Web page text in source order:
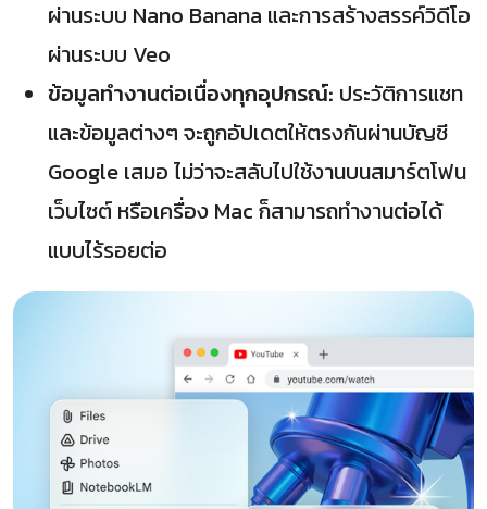
ผ่านระบบ Nano Banana และการสร้างสรรค์วิดีโอ
ผ่านระบบ Veo
ข้อมูลทำงานต่อเนื่องทุกอุปกรณ์: ประวัติการแชท
และข้อมูลต่างๆ จะถูกอัปเดตให้ตรงกันผ่านบัญชี
Google เสมอ ไม่ว่าจะสลับไปใช้งานบนสมาร์ตโฟน
เว็บไซต์ หรือเครื่อง Mac ก็สามารถทำงานต่อได้
แบบไร้รอยต่อ